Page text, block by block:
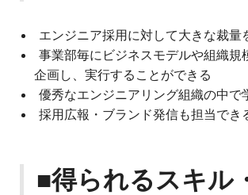
エンジニア採用に対して大きな裁
事業部毎にビジネスモデルや組織
企画し、実行することができる
優秀なエンジニアリング組織の中
採用広報・ブランド発信も担当でき
■得られるスキル